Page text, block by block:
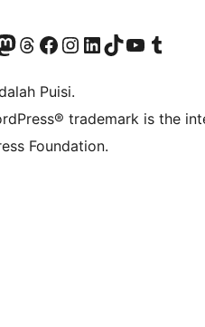
account
akun Mastodon kami
Visit our Threads account
Kunjungi halaman Facebook kamiKunjungi akun Instagram kamiKunjungi akun LinkedIn kami
Visit our TikTok account
Kunjungi channel YouTube kamiVisit our Tumblr
Puisi.
trademark is the
Foundation.